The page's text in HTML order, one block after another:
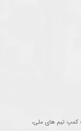
کمپ تیم های ملی،